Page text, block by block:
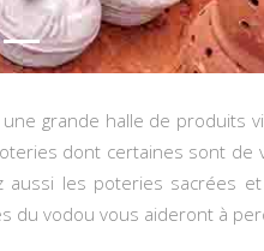
grande halle de produits
dont certaines sont de
les poteries sacrées
du vodou vous aideront à